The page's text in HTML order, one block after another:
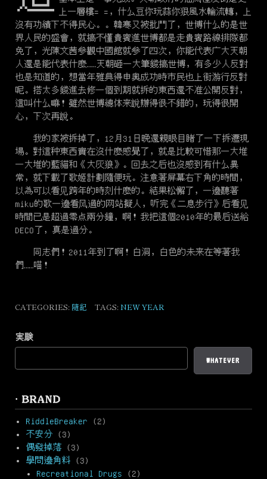
上一層樓= =，什么豆你玩蒜你狠風水輪流轉，上
沒有功績下不得民心。。韓寒又被批鬥了，世博什么的是世
界人民的盛會，就搞不懂貴賓進世博都是走貴賓路線排隊都
免了，光陳文茜參觀中國館就參了四次，你能代表广大天朝
人還是能代表什麼……天朝砸一大筆錢搞世博，有多少人反對
也是知道的，想當年雅典得申奧成功時市民也上街游行反對
呢。搭太多錢進去修一個到期就拆的東西還不准公開反對，
這叫什么嘛！雖然世博總体来說辦得很不錯的，玩得很開
心，下次再說。
我的家被拆掉了，12月31日晚還親眼目睹了一下拆遷現
場。對這种東西實在沒什麼感覺了，就是比較可惜那一大堆
一大堆的藍貓和《大灰狼》。回去之后也沒感到有什么異
常，就下載了歌姬計劃隨便玩。注意著屏幕右下角的時間，
以為可以看见跨年的時刻什麼的。結果松懈了，一邊聽著
miku的歌一邊看风過的网站擬人，听完《二息步行》后看见
時間已是超過零点兩分鐘，啊！我把這個2010年的最后送給
DECO了，真是過分。
同志們！2011年到了啊！白洞，白色的未来在等著我
們……喵！
CATEGORIES: 隨記 TAGS:NEW YEAR
実験
WHATEVER
· BRAND
RiddleBreaker (2)
不安分 (3)
偶發掉落 (3)
學問邊角料 (3)
Recreational Drugs (2)